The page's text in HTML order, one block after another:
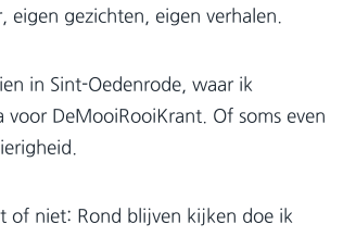
eigen gezichten, eigen verhalen.
in Sint-Oedenrode, waar ik
DeMooiRooiKrant. Of soms even
of niet: Rond blijven kijken doe ik